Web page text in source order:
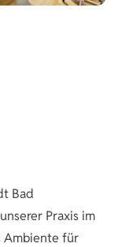
Bad
Praxis im
Ambiente für